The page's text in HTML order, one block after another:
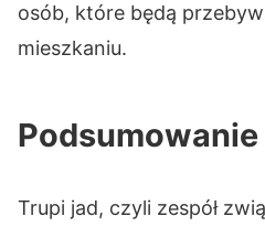
osób, które będą
mieszkaniu.
Podsumowanie
Trupi jad, czyli zespół